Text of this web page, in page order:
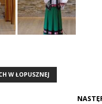
W ŁOPUSZNEJ